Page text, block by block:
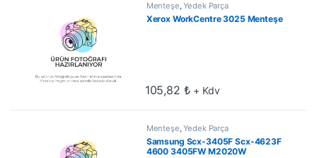
Menteşe,Yedek Parça
Xerox WorkCentre 3025 Menteşe
105,82 ₺ + Kdv
Menteşe,Yedek Parça
Samsung Scx-3405F Scx-4623F
4600 3405FW M2020W